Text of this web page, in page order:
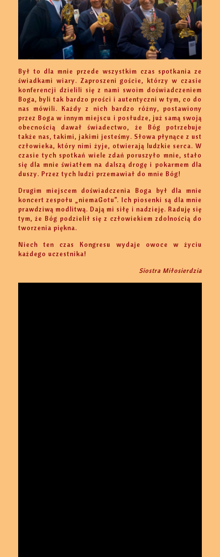
Był to dla mnie przede wszystkim czas spotkania ze
świadkami wiary. Zaproszeni goście, którzy w czasie
konferencji dzielili się z nami swoim doświadczeniem
Boga, byli tak bardzo prości i autentyczni w tym, co do
nas mówili. Każdy z nich bardzo różny, postawiony
przez Boga w innym miejscu i posłudze, już samą swoją
obecnością dawał świadectwo, że Bóg potrzebuje
także nas, takimi, jakimi jesteśmy. Słowa płynące z ust
człowieka, który nimi żyje, otwierają ludzkie serca. W
czasie tych spotkań wiele zdań poruszyło mnie, stało
się dla mnie światłem na dalszą drogę i pokarmem dla
duszy. Przez tych ludzi przemawiał do mnie Bóg!
Drugim miejscem doświadczenia Boga był dla mnie
koncert zespołu „niemaGotu”. Ich piosenki są dla mnie
prawdziwą modlitwą. Dają mi siłę i nadzieję. Raduję się
tym, że Bóg podzielił się z człowiekiem zdolnością do
tworzenia piękna.
Niech ten czas Kongresu wydaje owoce w życiu
każdego uczestnika!
Siostra Miłosierdzia